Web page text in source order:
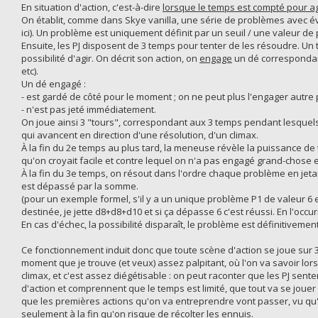
En situation d'action, c'est-à-dire lorsque le temps est compté pour
On établit, comme dans Skye vanilla, une série de problèmes
ici). Un problème est uniquement définit par un seuil / une valeur
Ensuite, les PJ disposent de 3 temps pour tenter de les résoudre.
possibilité d'agir. On décrit son action, on engage un dé
etc).
Un dé engagé :
- est gardé de côté pour le moment ; on ne peut plus l'engager
- n'est pas jeté immédiatement.
On joue ainsi 3 "tours", correspondant aux 3 temps pendant
qui avancent en direction d'une résolution, d'un climax.
À la fin du 2e temps au plus tard, la meneuse révèle la puissance
qu'on croyait facile et contre lequel on n'a pas engagé grand-chose
À la fin du 3e temps, on résout dans l'ordre chaque problème en
est dépassé par la somme.
(pour un exemple formel, s'il y a un unique problème P1 de valeur
destinée, je jette d8+d8+d10 et si ça dépasse 6 c'est réussi. En
En cas d'échec, la possibilité disparaît, le problème est
Ce fonctionnement induit donc que toute scène d'action se joue
moment que je trouve (et veux) assez palpitant, où l'on va savoir
climax, et c'est assez diégétisable : on peut raconter que les PJ
d'action et comprennent que le temps est limité, que tout va se
que les premières actions qu'on va entreprendre vont passer, vu
seulement à la fin qu'on risque de récolter les ennuis.